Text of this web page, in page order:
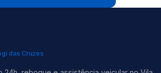
das Cruzes